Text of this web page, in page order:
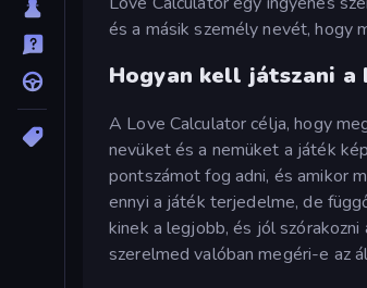
és a másik személy nevét, hogy
Hogyan kell játszani
A Love Calculator célja, hogy
nevüket és a nemüket a játék
pontszámot fog adni, és amikor
ennyi a játék terjedelme, de
kinek a legjobb, és jól
szerelmed valóban megéri-e az